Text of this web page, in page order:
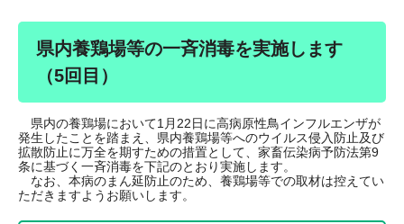
県内養鶏場等の一斉消毒を実施します
（5回目）
県内の養鶏場において1月22日に高病原性鳥インフルエンザが
発生したことを踏まえ、県内養鶏場等へのウイルス侵入防止及び
拡散防止に万全を期すための措置として、家畜伝染病予防法第9
条に基づく一斉消毒を下記のとおり実施します。
なお、本病のまん延防止のため、養鶏場等での取材は控えてい
ただきますようお願いします。